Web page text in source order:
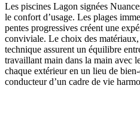
Les piscines Lagon signées
le confort d’usage. Les plages
pentes progressives créent une
conviviale. Le choix des
technique assurent un équilibre
travaillant main dans la main avec
chaque extérieur en un lieu de
conducteur d’un cadre de vie